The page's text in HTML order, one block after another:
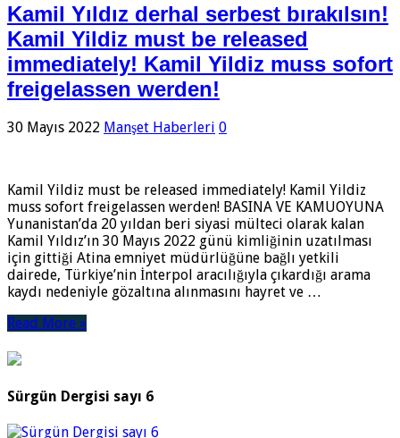
Kamil Yıldız derhal serbest bırakılsın!
Kamil Yildiz must be released
immediately! Kamil Yildiz muss sofort
freigelassen werden!
30 Mayıs 2022 Manşet Haberleri 0
Kamil Yildiz must be released immediately! Kamil Yildiz
muss sofort freigelassen werden! BASINA VE KAMUOYUNA
Yunanistan’da 20 yıldan beri siyasi mülteci olarak kalan
Kamil Yıldız’ın 30 Mayıs 2022 günü kimliğinin uzatılması
için gittiği Atina emniyet müdürlüğüne bağlı yetkili
dairede, Türkiye’nin İnterpol aracılığıyla çıkardığı arama
kaydı nedeniyle gözaltına alınmasını hayret ve …
Read More »
Sürgün Dergisi sayı 6